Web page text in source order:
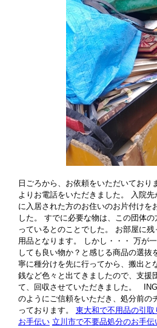
日ごろから、お依頼をいただいており
よりお電話をいただきました。 入院
に入居された方のお住いのお片付けを
した。 すでに必要な物は、この団体
っているとのことでした。 お部屋に
用品となります。 しかし・・・ 万が
しても良い物か？と感じる商品の選抜
寧に種分けを先に行ってから、搬出と
銭など色々と出てきましたので、支援
て、回収させていただきました。
のようにご信頼をいただき、処分前の
っております。 東大和で不用品の引取
お手伝い 立川市で不要品処分のお手伝